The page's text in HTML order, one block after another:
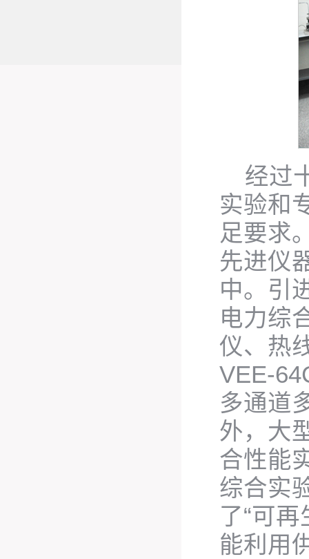
经过
实验和
足要求
先进仪
中。引
电力综
仪、热
VEE-
多通道
外，大
合性能
综合实
了“可
能利用